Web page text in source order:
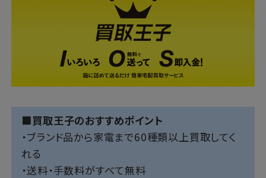
■買取王子のおすすめポイント
・ブランド品から家電まで60種類以上買取してく
れる
・送料・手数料がすべて無料